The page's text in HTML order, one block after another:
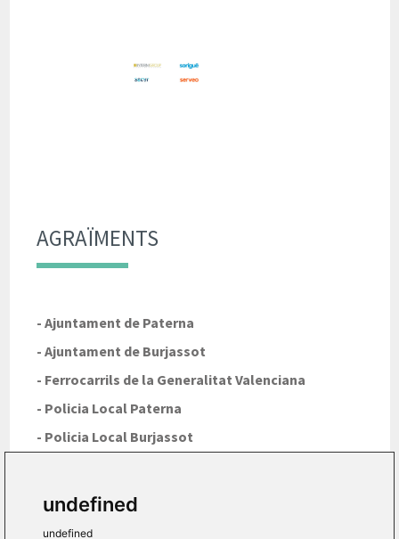
undefined
undefined
AGRAÏMENTS
- Ajuntament de Paterna
- Ajuntament de Burjassot
- Ferrocarrils de la Generalitat Valenciana
- Policia Local Paterna
- Policia Local Burjassot